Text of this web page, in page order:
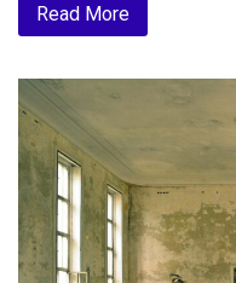
Read More